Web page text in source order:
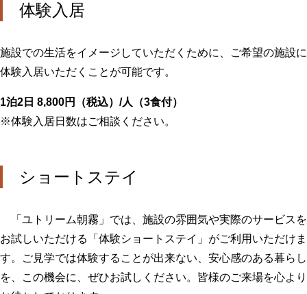
体験入居
施設での生活をイメージしていただくために、ご希望の施設に
体験入居いただくことが可能です。
1泊2日 8,800円（税込）/人（3食付）
※体験入居日数はご相談ください。
ショートステイ
「ユトリーム朝霧」では、施設の雰囲気や実際のサービスを
お試しいただける「体験ショートステイ」がご利用いただけま
す。ご見学では体験することが出来ない、安心感のある暮らし
を、この機会に、ぜひお試しください。皆様のご来場を心より